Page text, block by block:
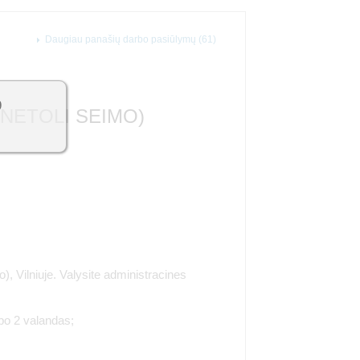
SEIMO)
Vilniuje. Valysite administracines
2 valandas;
Daugiau panašių darbo pasiūlymų (61)